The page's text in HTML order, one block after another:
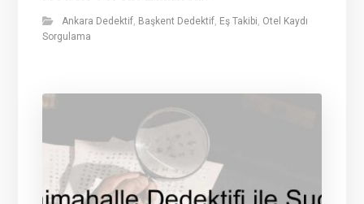
Ankara Dedektif Başkent Dedektif Eş Takibi Otel Kaydı
Sorgulama